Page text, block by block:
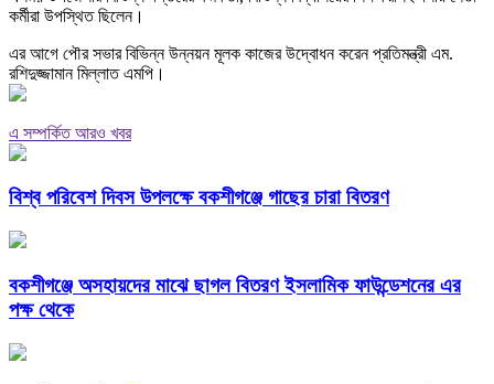
কর্মীরা উপস্থিত ছিলেন।
এর আগে পৌর সভার বিভিন্ন উন্নয়ন মূলক কাজের উদ্বোধন করেন প্রতিমন্ত্রী এম.
রশিদুজ্জামান মিল্লাত এমপি।
এ সম্পর্কিত আরও খবর
বিশ্ব পরিবেশ দিবস উপলক্ষে বকশীগঞ্জে গাছের চারা বিতরণ
বকশীগঞ্জে অসহায়দের মাঝে ছাগল বিতরণ ইসলামিক ফাউন্ডেশনের এর
পক্ষ থেকে